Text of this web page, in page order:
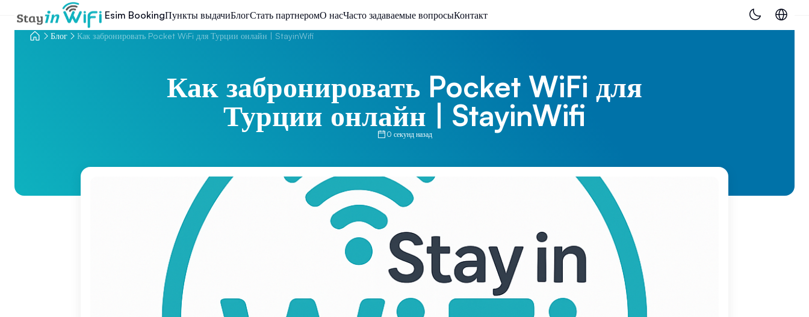
Esim BookingПункты выдачиБлогСтать партнеромО насЧасто задаваемые вопросыКонтакт
Блог Как забронировать Pocket WiFi для Турции онлайн | StayinWifi
Как забронировать Pocket WiFi для
Турции онлайн | StayinWifi
0 секунд назад